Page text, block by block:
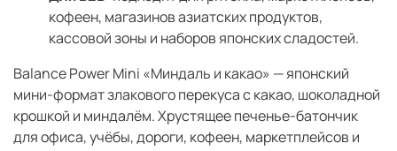
кофеен, магазинов азиатских продуктов,
кассовой зоны и наборов японских сладостей.
Balance Power Mini «Миндаль и какао» — японский
мини-формат злакового перекуса с какао, шоколадной
крошкой и миндалём. Хрустящее печенье-батончик
для офиса, учёбы, дороги, кофеен, маркетплейсов и